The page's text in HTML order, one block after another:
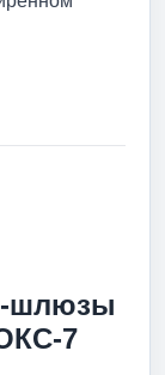
шлюзы
7